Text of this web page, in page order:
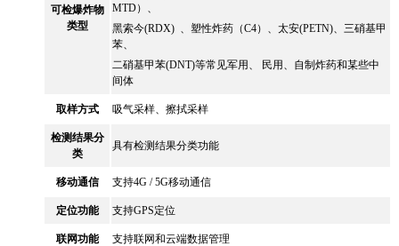
可检爆炸物
类型
MTD）、
黑索今(RDX) 、塑性炸药（C4）、太安(PETN)、三硝基甲
苯、
二硝基甲苯(DNT)等常见军用、 民用、自制炸药和某些中
间体
取样方式 吸气采样、擦拭采样
检测结果分
类
具有检测结果分类功能
移动通信 支持4G / 5G移动通信
定位功能 支持GPS定位
联网功能 支持联网和云端数据管理